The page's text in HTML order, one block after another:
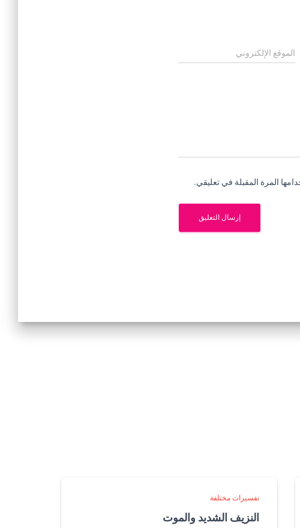
الموقع الإلكتروني
المرة المقبلة في تعليقي.
تفسيرات مختلفة
النزيف الشديد والموت